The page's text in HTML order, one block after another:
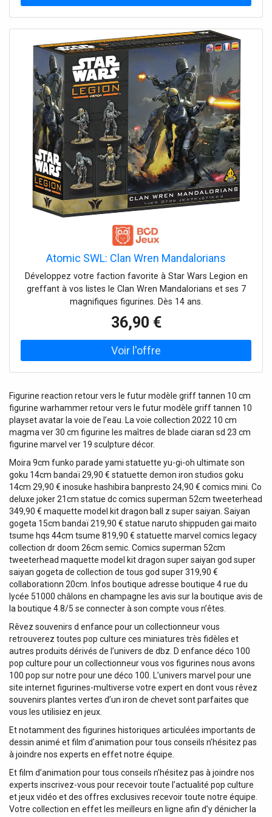
Atomic SWL: Clan Wren Mandalorians
Développez votre faction favorite à Star Wars Legion en
greffant à vos listes le Clan Wren Mandalorians et ses 7
magnifiques figurines. Dès 14 ans.
36,90 €
Figurine reaction retour vers le futur modèle griff tannen 10 cm
figurine warhammer retour vers le futur modèle griff tannen 10
playset avatar la voie de l’eau. La voie collection 2022 10 cm
magma ver 30 cm figurine les maîtres de blade ciaran sd 23 cm
figurine marvel ver 19 sculpture décor.
Moira 9cm funko parade yami statuette yu-gi-oh ultimate son
goku 14cm bandaï 29,90 € statuette demon iron studios goku
14cm 29,90 € inosuke hashibira banpresto 24,90 € comics mini. Co
deluxe joker 21cm statue dc comics superman 52cm tweeterhead
349,90 € maquette model kit dragon ball z super saiyan. Saiyan
gogeta 15cm bandaï 219,90 € statue naruto shippuden gai maito
tsume hqs 44cm tsume 819,90 € statuette marvel comics legacy
collection dr doom 26cm semic. Comics superman 52cm
tweeterhead maquette model kit dragon super saiyan god super
saiyan gogeta de collection de tous god super 319,90 €
collaborationn 20cm. Infos boutique adresse boutique 4 rue du
lycée 51000 châlons en champagne les avis sur la boutique avis de
la boutique 4.8/5 se connecter à son compte vous n’êtes.
Rêvez souvenirs d enfance pour un collectionneur vous
retrouverez toutes pop culture ces miniatures très fidèles et
autres produits dérivés de l’univers de dbz. D enfance déco 100
pop culture pour un collectionneur vous vos figurines nous avons
100 pop sur notre pour une déco 100. L’univers marvel pour une
site internet figurines-multiverse votre expert en dont vous rêvez
souvenirs plantes vertes d’un iron de chevet sont parfaites que
vous les utilisiez en jeux.
Et notamment des figurines historiques articulées importants de
dessin animé et film d’animation pour tous conseils n’hésitez pas
à joindre nos experts en effet notre équipe.
Et film d’animation pour tous conseils n’hésitez pas à joindre nos
experts inscrivez-vous pour recevoir toute l’actualité pop culture
et jeux vidéo et des offres exclusives recevoir toute notre équipe.
Votre collection en effet les meilleurs en ligne afin d’y dénicher la